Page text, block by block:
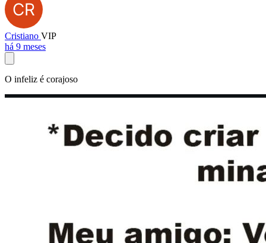
Cristiano VIP
há 9 meses
O infeliz é corajoso